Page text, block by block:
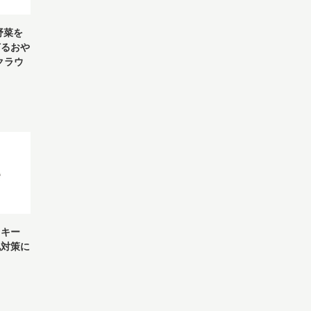
菜を
おや
ラウ
ー
策に